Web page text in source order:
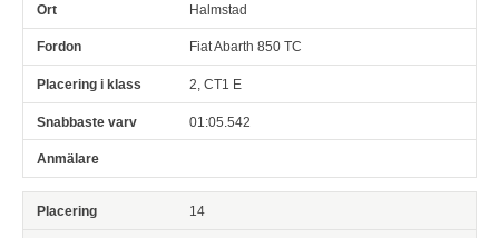
Halmstad
Fiat Abarth 850 TC
2, CT1 E
01:05.542
14